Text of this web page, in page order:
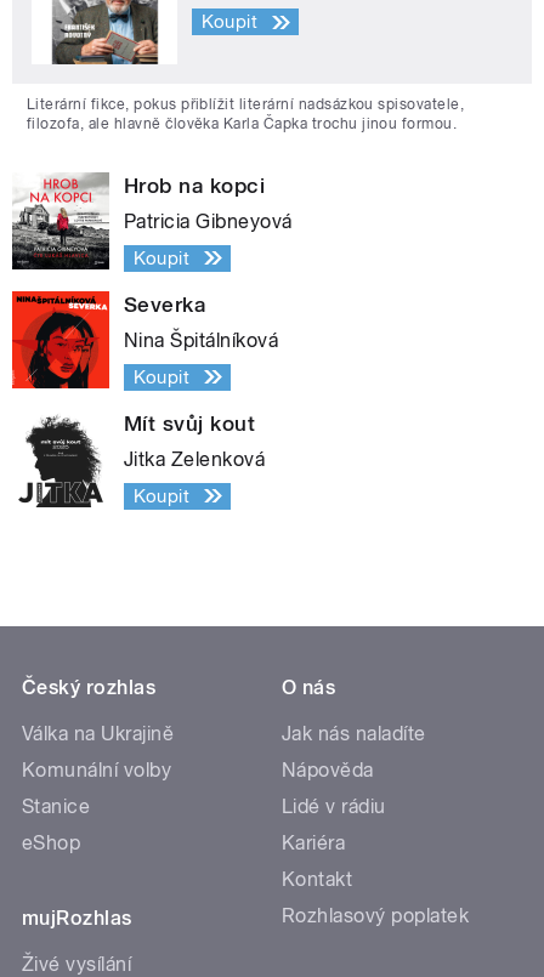
Koupit
Literární fikce, pokus přiblížit literární nadsázkou spisovatele,
filozofa, ale hlavně člověka Karla Čapka trochu jinou formou.
Hrob na kopci
Patricia Gibneyová
Koupit
Severka
Nina Špitálníková
Koupit
Mít svůj kout
Jitka Zelenková
Koupit
Český rozhlas
Válka na Ukrajině
Komunální volby
Stanice
eShop
mujRozhlas
Živé vysílání
O nás
Jak nás naladíte
Nápověda
Lidé v rádiu
Kariéra
Kontakt
Rozhlasový poplatek